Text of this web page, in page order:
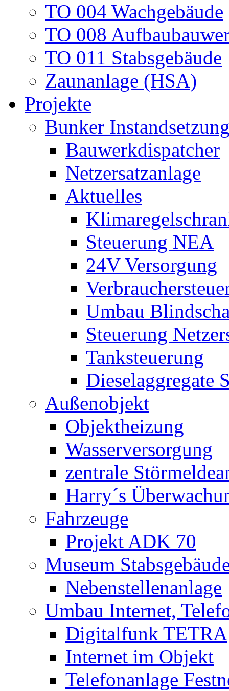
TO 004 Wachgebäude
TO 008
TO 011 Stabsgebäude
Zaunanlage (HSA)
Projekte
Bunker
Bauwerkdispatcher
Netzersatzanlage
Aktuelles
Steuerung NEA
24V Versorgung
Umbau
Steuerung
Tanksteuerung
Dieselaggregate
Außenobjekt
Objektheizung
Wasserversorgung
zentrale
Harry´s
Fahrzeuge
Projekt ADK 70
Museum
Nebenstellenanlage
Umbau Internet,
Digitalfunk TETRA
Internet im Objekt
Telefonanlage